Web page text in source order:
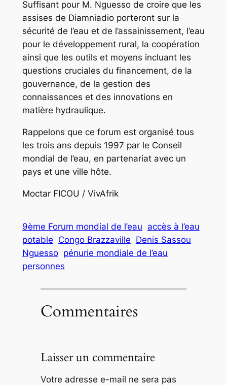
Suffisant pour M. Nguesso de croire que les
assises de Diamniadio porteront sur la
sécurité de l’eau et de l’assainissement, l’eau
pour le développement rural, la coopération
ainsi que les outils et moyens incluant les
questions cruciales du financement, de la
gouvernance, de la gestion des
connaissances et des innovations en
matière hydraulique.
Rappelons que ce forum est organisé tous
les trois ans depuis 1997 par le Conseil
mondial de l’eau, en partenariat avec un
pays et une ville hôte.
Moctar FICOU / VivAfrik
9ème Forum mondial de l’eau accès à l’eau
potable Congo Brazzaville Denis Sassou
Nguesso pénurie mondiale de l’eau
personnes
Commentaires
Laisser un commentaire
Votre adresse e-mail ne sera pas